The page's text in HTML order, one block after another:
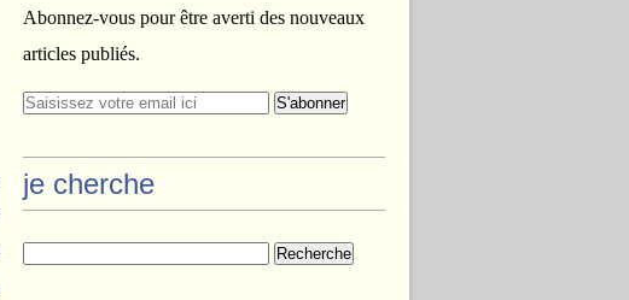
Abonnez-vous pour être averti des nouveaux
articles publiés.
je cherche